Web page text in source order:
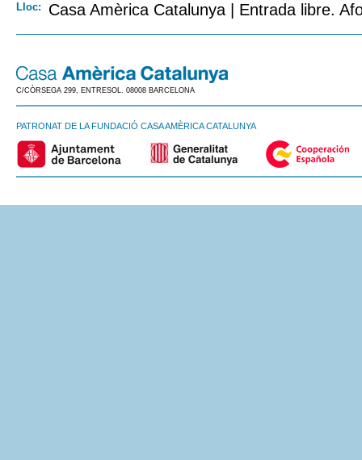
Lloc: Casa Amèrica Catalunya | Entrada libre.
C/CÒRSEGA 299, ENTRESOL. 08008 BARCELONA
PATRONAT DE LA FUNDACIÓ CASA AMÈRICA CATALUNYA